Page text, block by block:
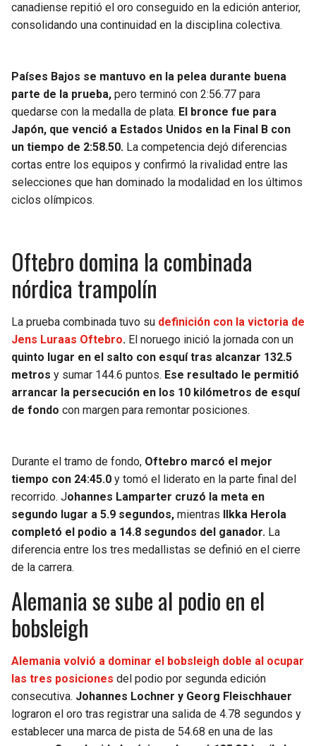
canadiense repitió el oro conseguido en la edición anterior,
consolidando una continuidad en la disciplina colectiva.
Países Bajos se mantuvo en la pelea durante buena
parte de la prueba, pero terminó con 2:56.77 para
quedarse con la medalla de plata. El bronce fue para
Japón, que venció a Estados Unidos en la Final B con
un tiempo de 2:58.50. La competencia dejó diferencias
cortas entre los equipos y confirmó la rivalidad entre las
selecciones que han dominado la modalidad en los últimos
ciclos olímpicos.
Oftebro domina la combinada
nórdica trampolín
La prueba combinada tuvo su definición con la victoria de
Jens Luraas Oftebro. El noruego inició la jornada con un
quinto lugar en el salto con esquí tras alcanzar 132.5
metros y sumar 144.6 puntos. Ese resultado le permitió
arrancar la persecución en los 10 kilómetros de esquí
de fondo con margen para remontar posiciones.
Durante el tramo de fondo, Oftebro marcó el mejor
tiempo con 24:45.0 y tomó el liderato en la parte final del
recorrido. Johannes Lamparter cruzó la meta en
segundo lugar a 5.9 segundos, mientras
Ilkka Herola
completó el podio a 14.8 segundos del ganador. La
diferencia entre los tres medallistas se definió en el cierre
de la carrera.
Alemania se sube al podio en el
bobsleigh
Alemania volvió a dominar el bobsleigh doble al ocupar
las tres posiciones del podio por segunda edición
consecutiva. Johannes Lochner y Georg Fleischhauer
lograron el oro tras registrar una salida de 4.78 segundos y
establecer una marca de pista de 54.68 en una de las